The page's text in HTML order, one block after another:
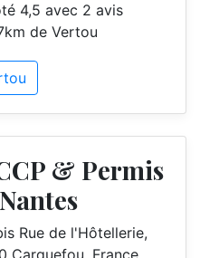
4,5 avec 2 avis
de Vertou
& Permis
Rue de l'Hôtellerie,
Carquefou, France